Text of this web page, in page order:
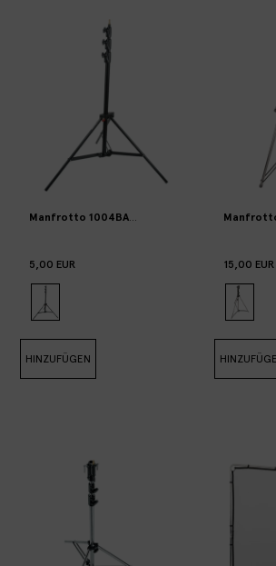
Manfrotto 1004BAC (max 9kg) (x3 units
5,00 EUR
HINZUFÜGEN
Manfrotto
15,00 EUR